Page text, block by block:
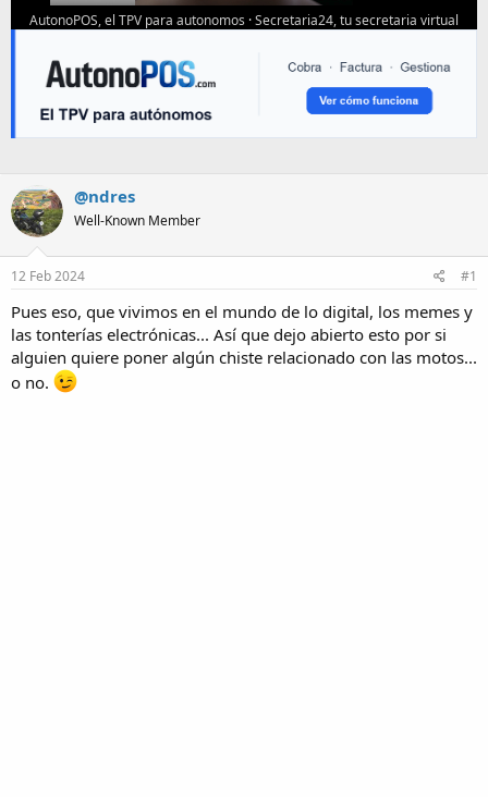
AutonoPOS, el TPV para autonomos ·Secretaria24, tu secretaria virtual
@ndres
Well-Known Member
12 Feb 2024 #1
Pues eso, que vivimos en el mundo de lo digital, los memes y
las tonterías electrónicas... Así que dejo abierto esto por si
alguien quiere poner algún chiste relacionado con las motos...
o no.